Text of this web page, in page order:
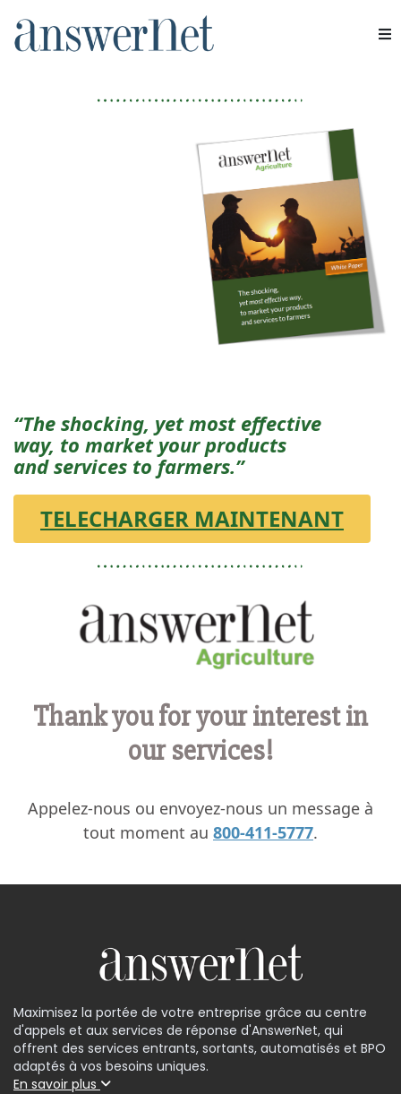
Ressources
À propos de nous
Nous contacter
Click below to download our
whitepaper:
“The shocking, yet most effective
way, to market your products
and services to farmers.”
TELECHARGER MAINTENANT
Thank you for your interest in
our services!
Appelez-nous ou envoyez-nous un message à
tout moment au 800-411-5777.
Maximisez la portée de votre entreprise grâce au centre
d'appels et aux services de réponse d'AnswerNet, qui
offrent des services entrants, sortants, automatisés et BPO
adaptés à vos besoins uniques.
En savoir plus